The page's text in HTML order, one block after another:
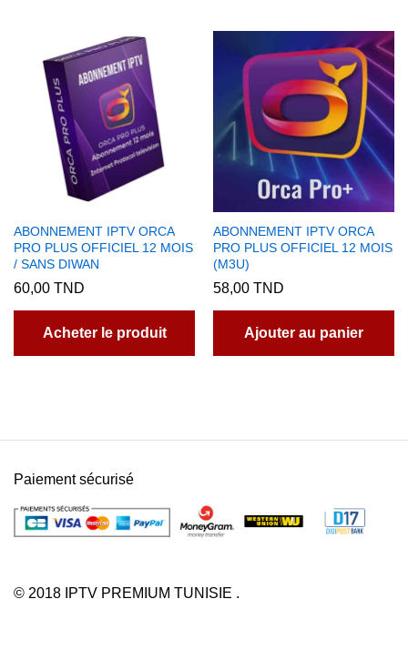
ABONNEMENT IPTV ORCA
PRO PLUS OFFICIEL 12 MOIS
/ SANS DIWAN
60,00 TND
Acheter le produit
ABONNEMENT IPTV ORCA
PRO PLUS OFFICIEL 12 MOIS
(M3U)
58,00 TND
Ajouter au panier
© 2018 IPTV PREMIUM TUNISIE .
Paiement sécurisé